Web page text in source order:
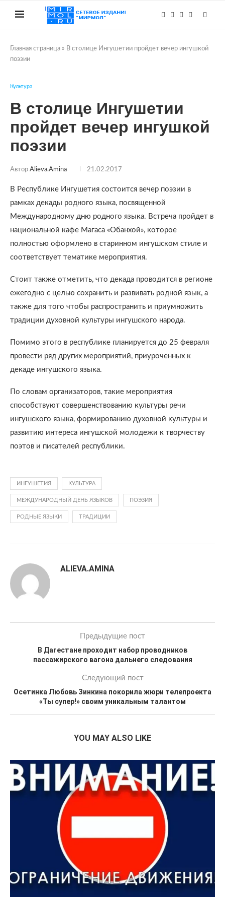
Главная страница » В столице Ингушетии пройдет вечер ингушкой
поэзии
Культура
В столице Ингушетии
пройдет вечер ингушкой
поэзии
Автор Alieva.amina 21.02.2017
В Республике Ингушетия состоится вечер поэзии в
рамках декады родного языка, посвященной
Международному дню родного языка. Встреча пройдет в
национальной кафе Магаса «Обанхой», которое
полностью оформлено в старинном ингушском стиле и
соответствует тематике мероприятия.
Стоит также отметить, что декада проводится в регионе
ежегодно с целью сохранить и развивать родной язык, а
также для того чтобы распространить и приумножить
традиции духовной культуры ингушского народа.
Помимо этого в республике планируется до 25 февраля
провести ряд других мероприятий, приуроченных к
декаде ингушского языка.
По словам организаторов, такие мероприятия
способствуют совершенствованию культуры речи
ингушского языка, формированию духовной культуры и
развитию интереса ингушской молодежи к творчеству
поэтов и писателей республики.
ИНГУШЕТИЯ КУЛЬТУРА
МЕЖДУНАРОДНЫЙ ДЕНЬ ЯЗЫКОВ ПОЭЗИЯ
РОДНЫЕ ЯЗЫКИ ТРАДИЦИИ
ALIEVA.AMINA
Предыдущие пост
В Дагестане проходит набор проводников
пассажирского вагона дальнего следования
Следующий пост
Осетинка Любовь Зинкина покорила жюри телепроекта
«Ты супер!» своим уникальным талантом
YOU MAY ALSO LIKE